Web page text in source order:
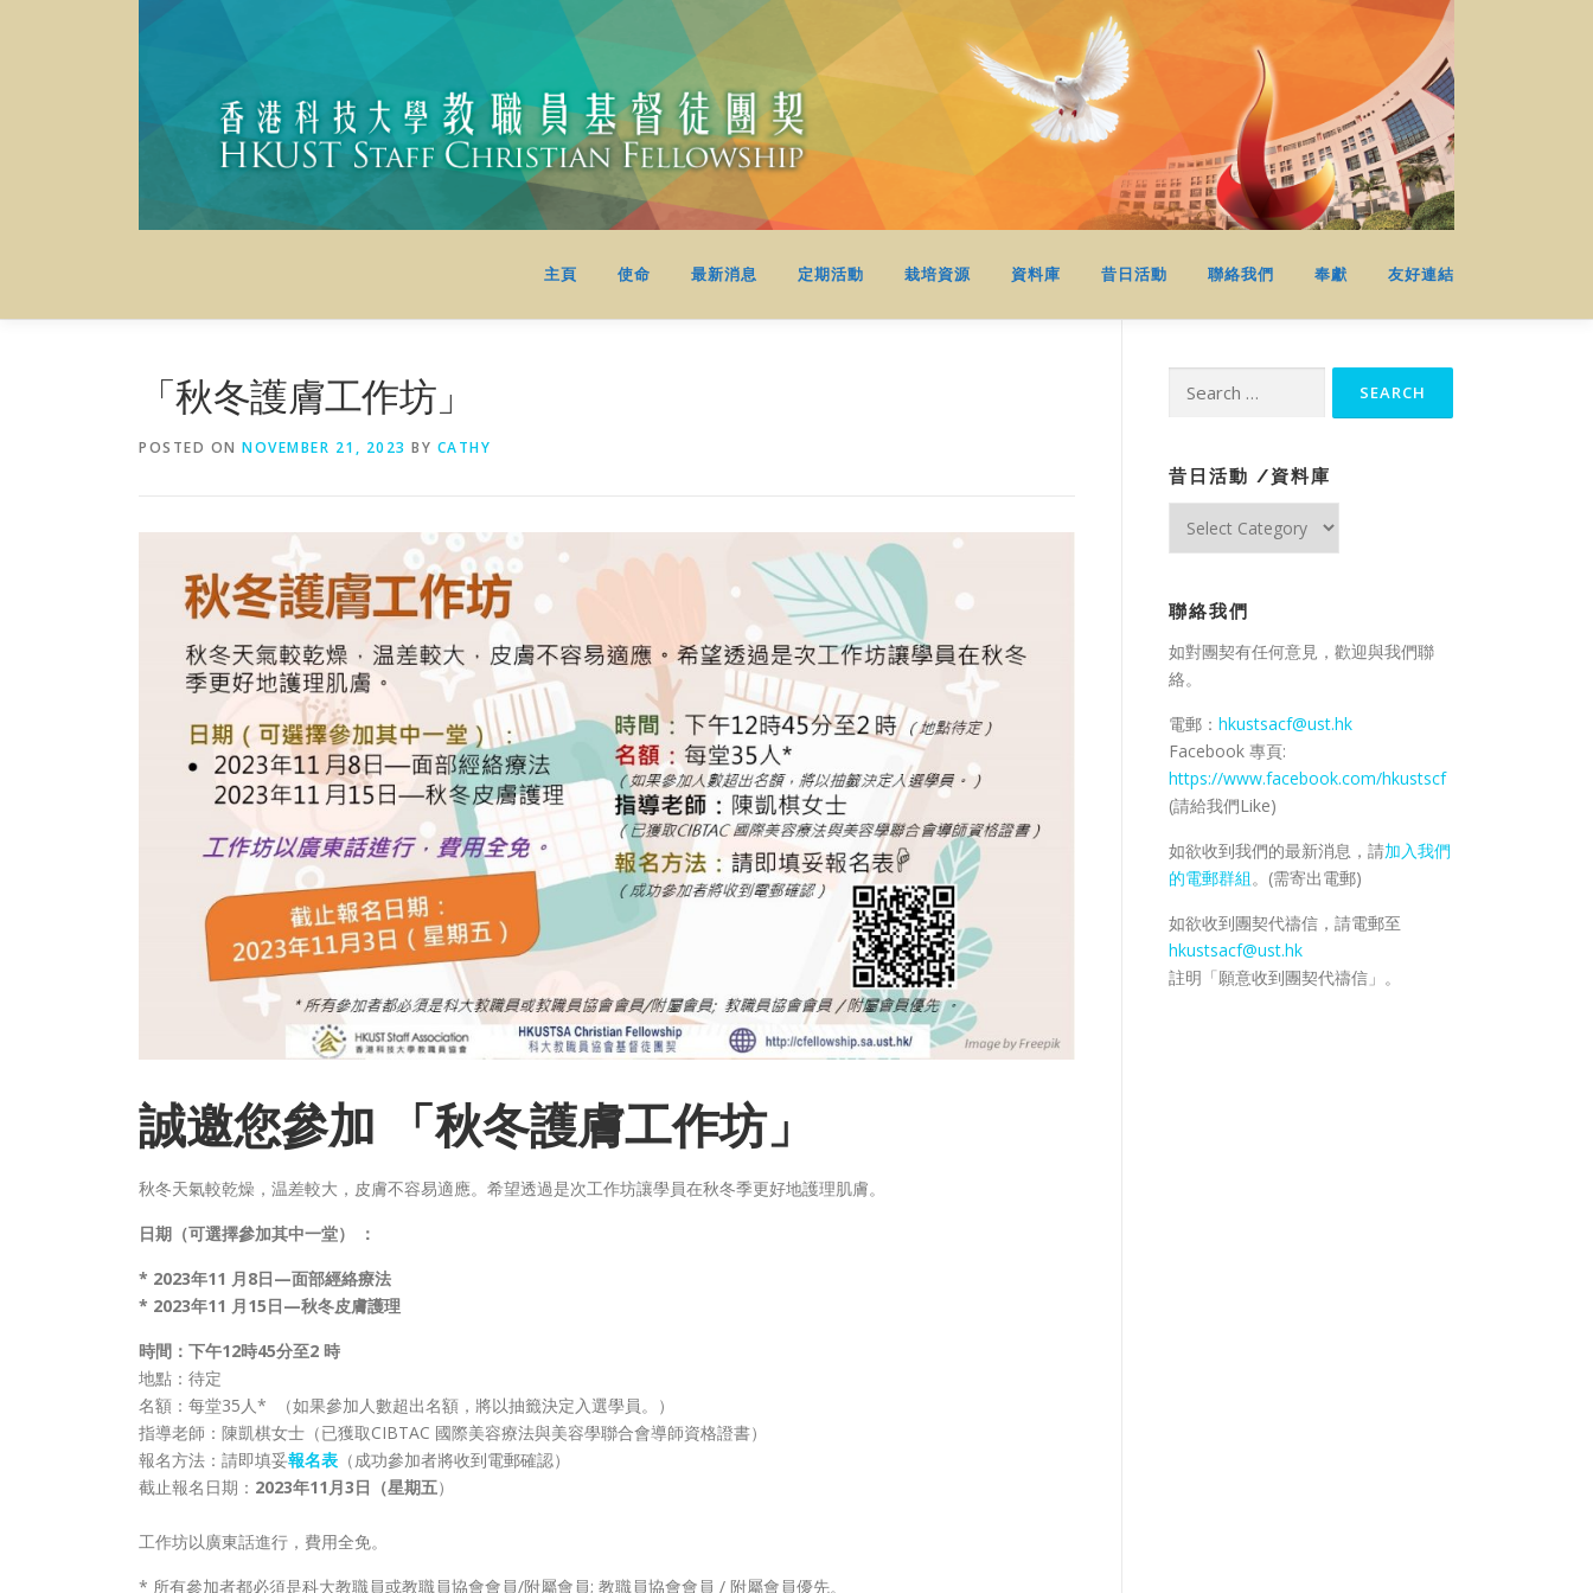
主頁 使命 最新消息 定期活動 栽培資源 資料庫 昔日活動 聯絡我們 奉獻 友好連結
「秋冬護膚工作坊」
POSTED ON NOVEMBER 21, 2023 BY CATHY
誠邀您參加 「秋冬護膚工作坊」
秋冬天氣較乾燥，温差較大，皮膚不容易適應。希望透過是次工作坊讓學員在秋冬季更好地護理肌膚。
日期（可選擇參加其中一堂） ：
* 2023年11 月8日—面部經絡療法
* 2023年11 月15日—秋冬皮膚護理
時間：下午12時45分至2 時
地點：待定
名額：每堂35人* （如果參加人數超出名額，將以抽籤決定入選學員。）
指導老師：陳凱棋女士（已獲取CIBTAC 國際美容療法與美容學聯合會導師資格證書）
報名方法：請即填妥報名表 （成功參加者將收到電郵確認）
截止報名日期： 2023年11月3日（星期五）
工作坊以廣東話進行，費用全免。
* 所有參加者都必須是科大教職員或教職員協會會員/附屬會員; 教職員協會會員 / 附屬會員優先。
昔日活動 /資料庫
動
/
資
料
聯絡我們
如對團契有任何意見，歡迎與我們聯
絡。
電郵： hkustsacf@ust.hk
Facebook 專頁:
https://www.facebook.com/hkustscf
(請給我們Like)
如欲收到我們的最新消息，請加入我們
的電郵群組。(需寄出電郵)
如欲收到團契代禱信，請電郵至
hkustsacf@ust.hk
註明「願意收到團契代禱信」。